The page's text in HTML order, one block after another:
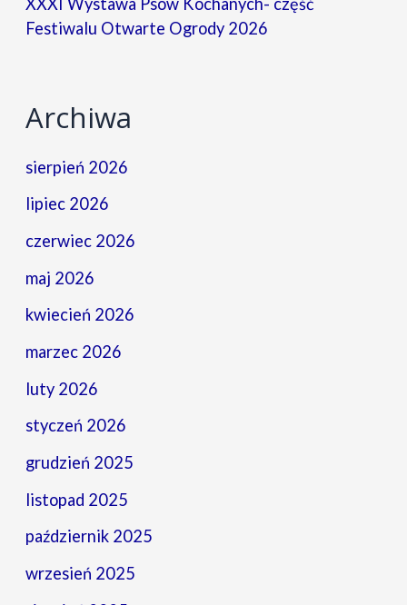
Festiwalu Otwarte Ogrody 2026
Archiwa
sierpień 2026
lipiec 2026
czerwiec 2026
maj 2026
kwiecień 2026
marzec 2026
luty 2026
styczeń 2026
grudzień 2025
listopad 2025
październik 2025
wrzesień 2025